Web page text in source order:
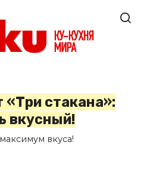
стакана»:
вкусный!
вкуса!